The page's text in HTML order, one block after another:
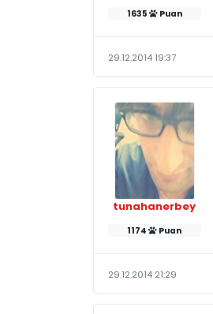
1635 Puan
29.12.2014 19:37
tunahanerbey
1174 Puan
29.12.2014 21:29